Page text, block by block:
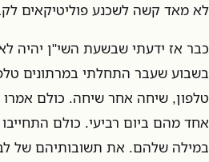
לא מאד קשה לשכנע פוליטיקאים
כבר אז ידעתי שבשעת השי"ן יהיה
בשבוע שעבר התחלתי במרתונים
טלפון, שיחה אחר שיחה. כולם
אחד מהם ביום רביעי. כולם
במילה שלהם. את תשובותיהם של